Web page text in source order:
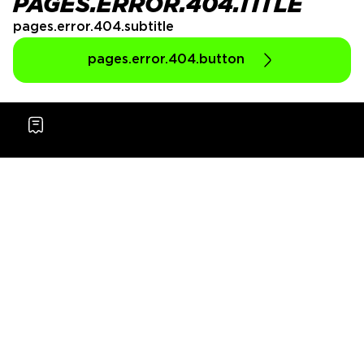
PAGES.ERROR.404.TITLE
pages.error.404.subtitle
pages.error.404.button